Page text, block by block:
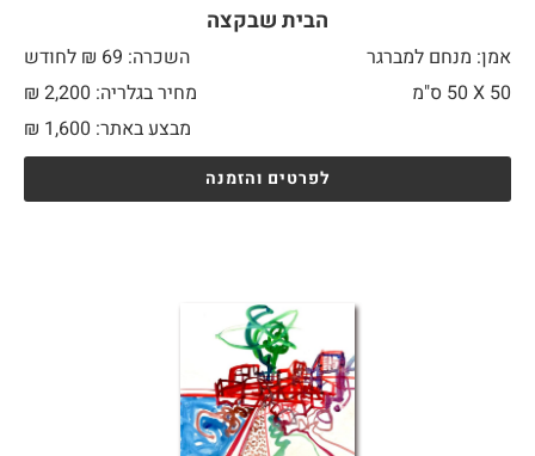
הבית שבקצה
אמן: מנחם למברגר
השכרה: 69 ₪ לחודש
50 X
מחיר בגלריה: 2,200 ₪
מבצע באתר:
₪ 1,600
לפרטים והזמנה